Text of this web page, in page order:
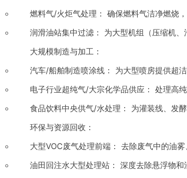
燃料气/火炬气处理： 确保燃料气洁净燃烧
润滑油站集中过滤： 为大型机组（压缩机、
大规模制造与加工：
汽车/船舶制造喷涂线： 为大型喷房提供超
电子行业超纯气/大宗化学品供应： 处理高
食品饮料中央供气/水处理： 为灌装线、发
环保与资源回收：
大型VOC废气处理前端： 去除废气中的油
油田回注水大型处理站： 深度去除悬浮物和